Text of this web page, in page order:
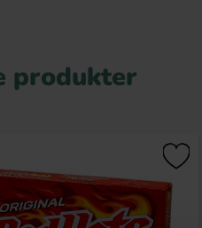
produkter